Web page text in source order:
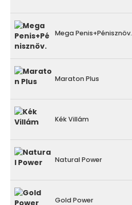
Mega Penis+Pénisznöv.
Maraton Plus
Kék Villám
Natural Power
Gold Power